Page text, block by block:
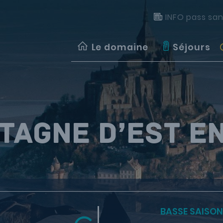
INFO pass
Le domaine Séjours
d’Est
BASSE SAISON